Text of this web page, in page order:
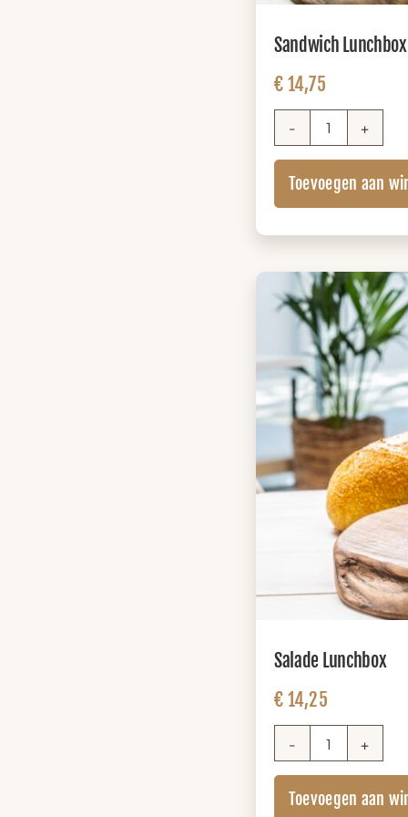
Sandwich Lunchbox
€ 14,75
Sandwich
Lunchbox
XL
(+
Toevoegen aan
Salade Lunchbox
€ 14,25
Salade
Lunchbox
aantal
Toevoegen aan